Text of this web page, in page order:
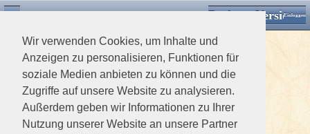
Wir verwenden Cookies, um Inhalte und
Anzeigen zu personalisieren, Funktionen für
soziale Medien anbieten zu können und die
Zugriffe auf unsere Website zu analysieren.
Außerdem geben wir Informationen zu Ihrer
Nutzung unserer Website an unsere Partner
Desktop VersionEinloggen